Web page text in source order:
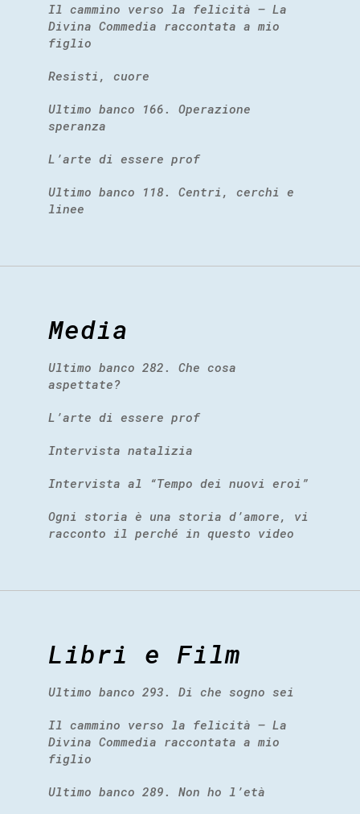
Il cammino verso la felicità – La
Divina Commedia raccontata a mio
figlio
Resisti, cuore
Ultimo banco 166. Operazione
speranza
L’arte di essere prof
Ultimo banco 118. Centri, cerchi e
linee
Media
Ultimo banco 282. Che cosa
aspettate?
L’arte di essere prof
Intervista natalizia
Intervista al “Tempo dei nuovi eroi”
Ogni storia è una storia d’amore, vi
racconto il perché in questo video
Libri e Film
Ultimo banco 293. Di che sogno sei
Il cammino verso la felicità – La
Divina Commedia raccontata a mio
figlio
Ultimo banco 289. Non ho l’età